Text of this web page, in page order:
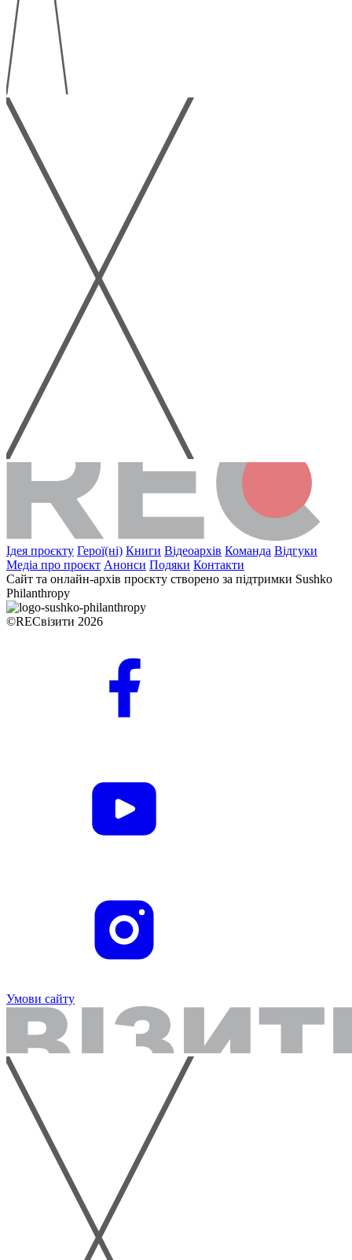
Ідея проєкту Герої(ні) Книги Відеоархів Команда Відгуки
Медіа про проєкт Анонси Подяки Контакти
Сайт та онлайн-архів проєкту створено за підтримки Sushko
Philanthropy
©RECвізити 2026
Умови сайту